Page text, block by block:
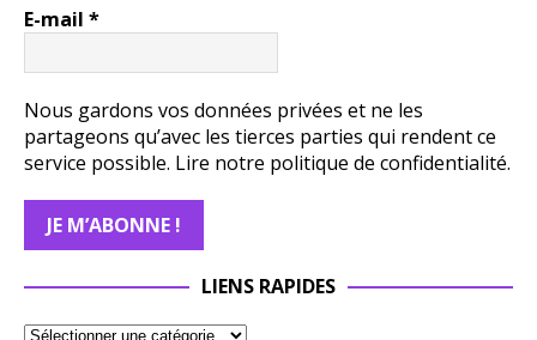
E-mail *
Nous gardons vos données privées et ne les
partageons qu’avec les tierces parties qui rendent ce
service possible. Lire notre politique de confidentialité.
LIENS RAPIDES